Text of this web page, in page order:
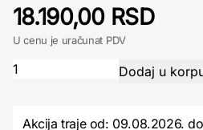
18.190,00 RSD
U cenu je uračunat PDV
Akcija traje od: 09.08.2026.